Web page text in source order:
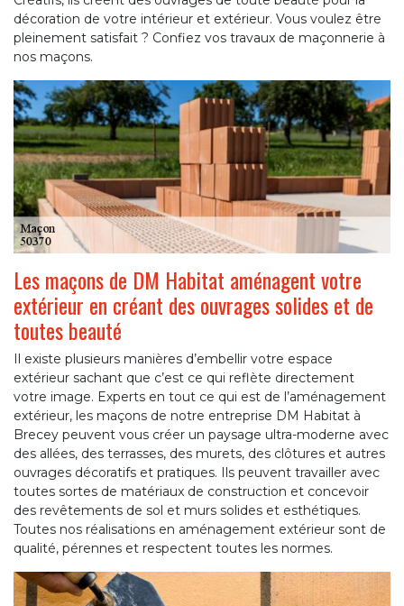
décoration de votre intérieur et extérieur. Vous voulez être
pleinement satisfait ? Confiez vos travaux de maçonnerie à
nos maçons.
Les maçons de DM Habitat aménagent votre
extérieur en créant des ouvrages solides et de
toutes beauté
Il existe plusieurs manières d’embellir votre espace
extérieur sachant que c’est ce qui reflète directement
votre image. Experts en tout ce qui est de l’aménagement
extérieur, les maçons de notre entreprise DM Habitat à
Brecey peuvent vous créer un paysage ultra-moderne avec
des allées, des terrasses, des murets, des clôtures et autres
ouvrages décoratifs et pratiques. Ils peuvent travailler avec
toutes sortes de matériaux de construction et concevoir
des revêtements de sol et murs solides et esthétiques.
Toutes nos réalisations en aménagement extérieur sont de
qualité, pérennes et respectent toutes les normes.